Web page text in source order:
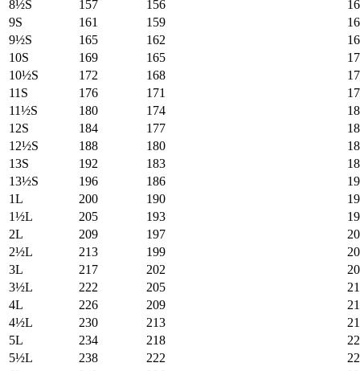
8½S
157 156
9S
161 159
9½S
165 162
10S
169 165
10½S
172 168
11S
176 171
11½S
180 174
12S
184 177
12½S
188 180
13S
192 183
13½S
196 186
1L
200 190
1½L
205 193
2L
209 197
2½L
213 199
3L
217 202
3½L
222 205
4L
226 209
4½L
230 213
5L
234 218
5½L
238 222